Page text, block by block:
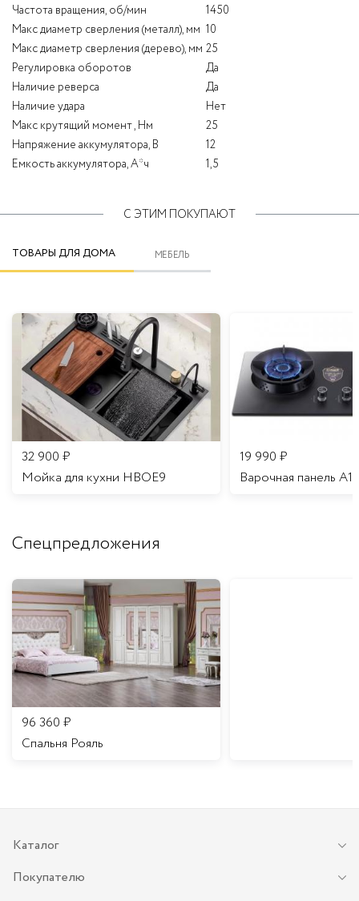
Частота вращения, об/мин
1450
Макс диаметр сверления (металл), мм 10
Макс диаметр сверления (дерево), мм 25
Регулировка оборотов
Да
Наличие реверса
Да
Наличие удара
Нет
Макс крутящий момент , Нм
25
Напряжение аккумулятора, В
12
Емкость аккумулятора, А*ч
1,5
С ЭТИМ ПОКУПАЮТ
ТОВАРЫ ДЛЯ ДОМА МЕБЕЛЬ
32 900 ₽
Мойка для кухни HBOE9
19 990 ₽
Варочная панель A16
Спецпредложения
96 360 ₽
Спальня Рояль
Каталог
Покупателю